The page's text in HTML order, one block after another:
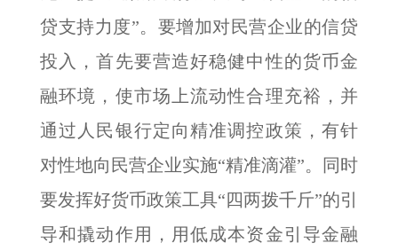
贷支持力度”。要增加对民营企业的信贷
投入，首先要营造好稳健中性的货币金
融环境，使市场上流动性合理充裕，并
通过人民银行定向精准调控政策，有针
对性地向民营企业实施“精准滴灌”。同时
要发挥好货币政策工具“四两拨千斤”的引
导和撬动作用，用低成本资金引导金融